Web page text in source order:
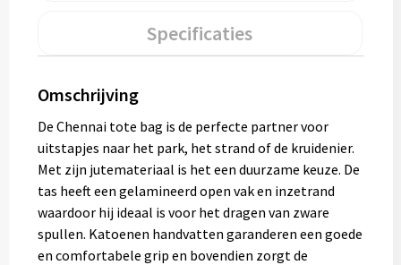
Gereedschap
Persoonlijke verzorging
Zonnebrillen
Specificaties
Omschrijving
De Chennai tote bag is de perfecte partner voor
uitstapjes naar het park, het strand of de kruidenier.
Met zijn jutemateriaal is het een duurzame keuze. De
tas heeft een gelamineerd open vak en inzetrand
waardoor hij ideaal is voor het dragen van zware
spullen. Katoenen handvatten garanderen een goede
en comfortabele grip en bovendien zorgt de